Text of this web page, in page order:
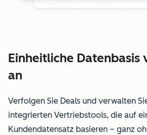
Einheitliche Datenbasis
an
Verfolgen Sie Deals und verwalten
integrierten Vertriebstools, die auf
Kundendatensatz basieren – ganz